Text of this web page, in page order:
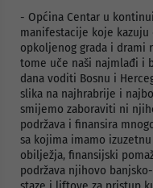
- Općina Centar u
manifestacije koje
opkoljenog grada i drami
tome uče naši najmlađi i
dana voditi Bosnu i
slika na najhrabrije i
smijemo zaboraviti ni
podržava i finansira
sa kojima imamo
obilježja, finansijski
podržava njihovo